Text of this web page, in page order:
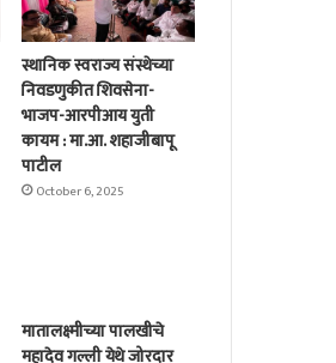
स्थानिक स्वराज्य संस्थेच्या
निवडणुकीत शिवसेना-
भाजप-आरपीआय युती
कायम : मा.आ. शहाजीबापू
पाटील
October 6, 2025
मातालक्ष्मीच्या पालखीचे
महादेव गल्ली येथे जोरदार